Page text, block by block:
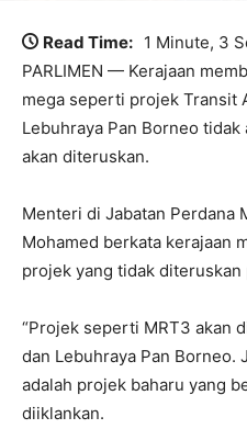
Read Time: 1 Minute, 3
PARLIMEN — Kerajaan
mega seperti projek Transit
Lebuhraya Pan Borneo
akan diteruskan.
Menteri di Jabatan Perdana
Mohamed berkata kerajaan
projek yang tidak diteruskan
“Projek seperti MRT3 akan
dan Lebuhraya Pan Borneo.
adalah projek baharu yang
diiklankan.